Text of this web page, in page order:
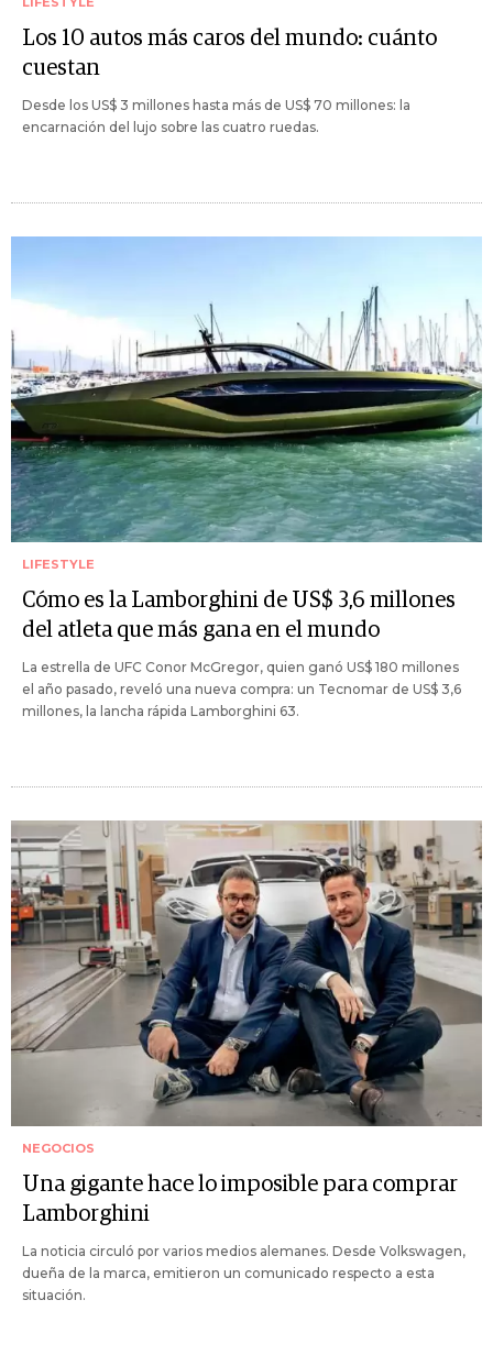
Los 10 autos más caros del mundo: cuánto
cuestan
Desde los US$ 3 millones hasta más de US$ 70 millones: la
encarnación del lujo sobre las cuatro ruedas.
LIFESTYLE
Cómo es la Lamborghini de US$ 3,6 millones
del atleta que más gana en el mundo
La estrella de UFC Conor McGregor, quien ganó US$ 180 millones
el año pasado, reveló una nueva compra: un Tecnomar de US$ 3,6
millones, la lancha rápida Lamborghini 63.
NEGOCIOS
Una gigante hace lo imposible para comprar
Lamborghini
La noticia circuló por varios medios alemanes. Desde Volkswagen,
dueña de la marca, emitieron un comunicado respecto a esta
situación.